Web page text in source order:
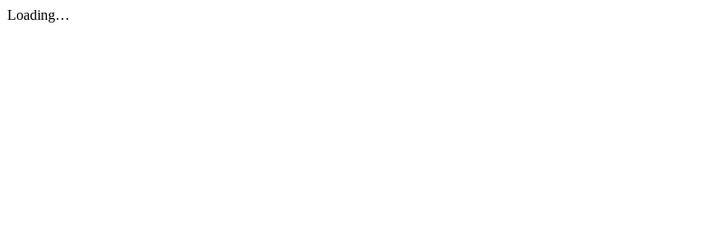
Loading…